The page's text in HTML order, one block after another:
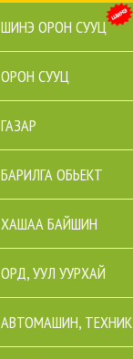
ШИНЭ ОРОН СУУЦ
ОРОН СУУЦ
ГАЗАР
БАРИЛГА ОБЬЕКТ
ХАШАА БАЙШИН
ОРД, УУЛ УУРХАЙ
АВТОМАШИН, ТЕХНИК